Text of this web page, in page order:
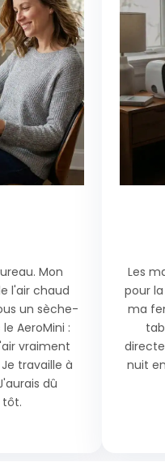
Mon
l'air chaud
un sèche-
AeroMini :
vraiment
travaille à
dû
tôt.
Les
pour
ma
nuit